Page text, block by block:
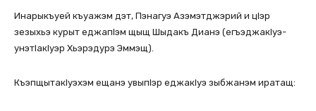
Инарыкъуей къуажэм дэт, Пэнагуэ Азэмэтджэрий и цIэр
зезыхьэ курыт еджапIэм щыщ Шыдакъ Дианэ (егъэджакIуэ-
унэтIакIуэр Хьэрэдурэ Эммэщ).
КъэпщытакIуэхэм ещанэ увыпIэр еджакIуэ зыбжанэм иратащ: